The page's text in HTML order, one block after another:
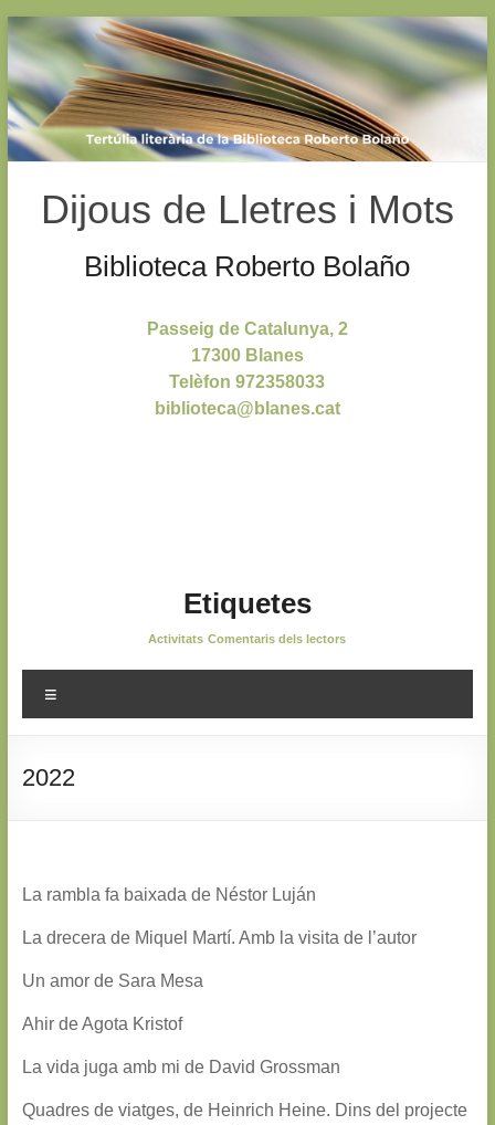
Skip
to
content
Dijous de Lletres i Mots
Biblioteca Roberto Bolaño
Passeig de Catalunya, 2
17300 Blanes
Telèfon 972358033
biblioteca@blanes.cat
Etiquetes
Activitats Comentaris dels lectors
2022
La rambla fa baixada de Néstor Luján
La drecera de Miquel Martí. Amb la visita de l’autor
Un amor de Sara Mesa
Ahir de Agota Kristof
La vida juga amb mi de David Grossman
Quadres de viatges, de Heinrich Heine. Dins del projecte